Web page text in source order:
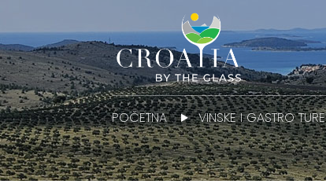
POČETNA VINSKE I GASTRO TURE